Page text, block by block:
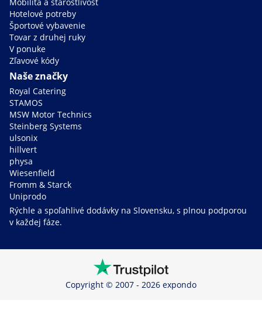
Hotelové potreby
Športové vybavenie
Tovar z druhej ruky
V ponuke
Zľavové kódy
Naše značky
Royal Catering
STAMOS
MSW Motor Technics
Steinberg Systems
ulsonix
hillvert
physa
Wiesenfield
Fromm & Starck
Uniprodo
Rýchle a spoľahlivé dodávky na Slovensku, s plnou podporou
v každej fáze.
Copyright © 2007 - 2026 expondo